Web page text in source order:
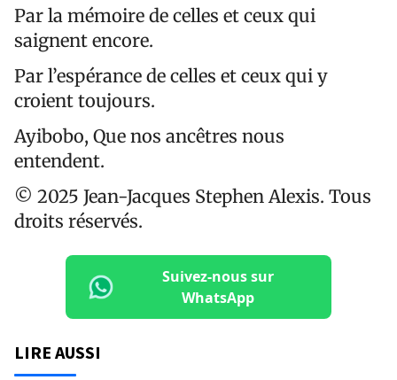
Par la mémoire de celles et ceux qui
saignent encore.
Par l’espérance de celles et ceux qui y
croient toujours.
Ayibobo, Que nos ancêtres nous
entendent.
© 2025 Jean-Jacques Stephen Alexis. Tous
droits réservés.
Suivez-nous sur
WhatsApp
LIRE AUSSI